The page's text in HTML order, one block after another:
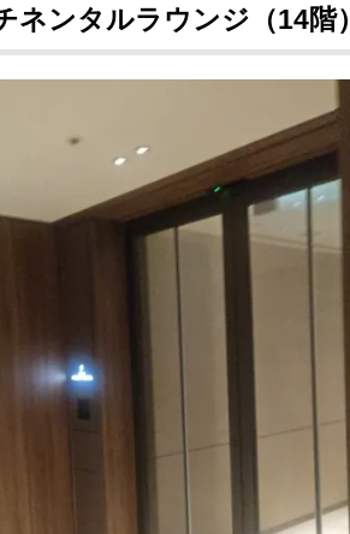
ネンタルラウンジ（14階）